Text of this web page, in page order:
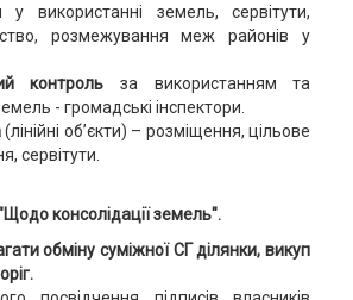
у використанні земель, сервітути,
розмежування меж районів у
контроль за використанням та
- громадські інспектори.
(лінійні об’єкти) – розміщення, цільове
сервітути.
консолідації земель".
обміну суміжної СГ ділянки, викуп